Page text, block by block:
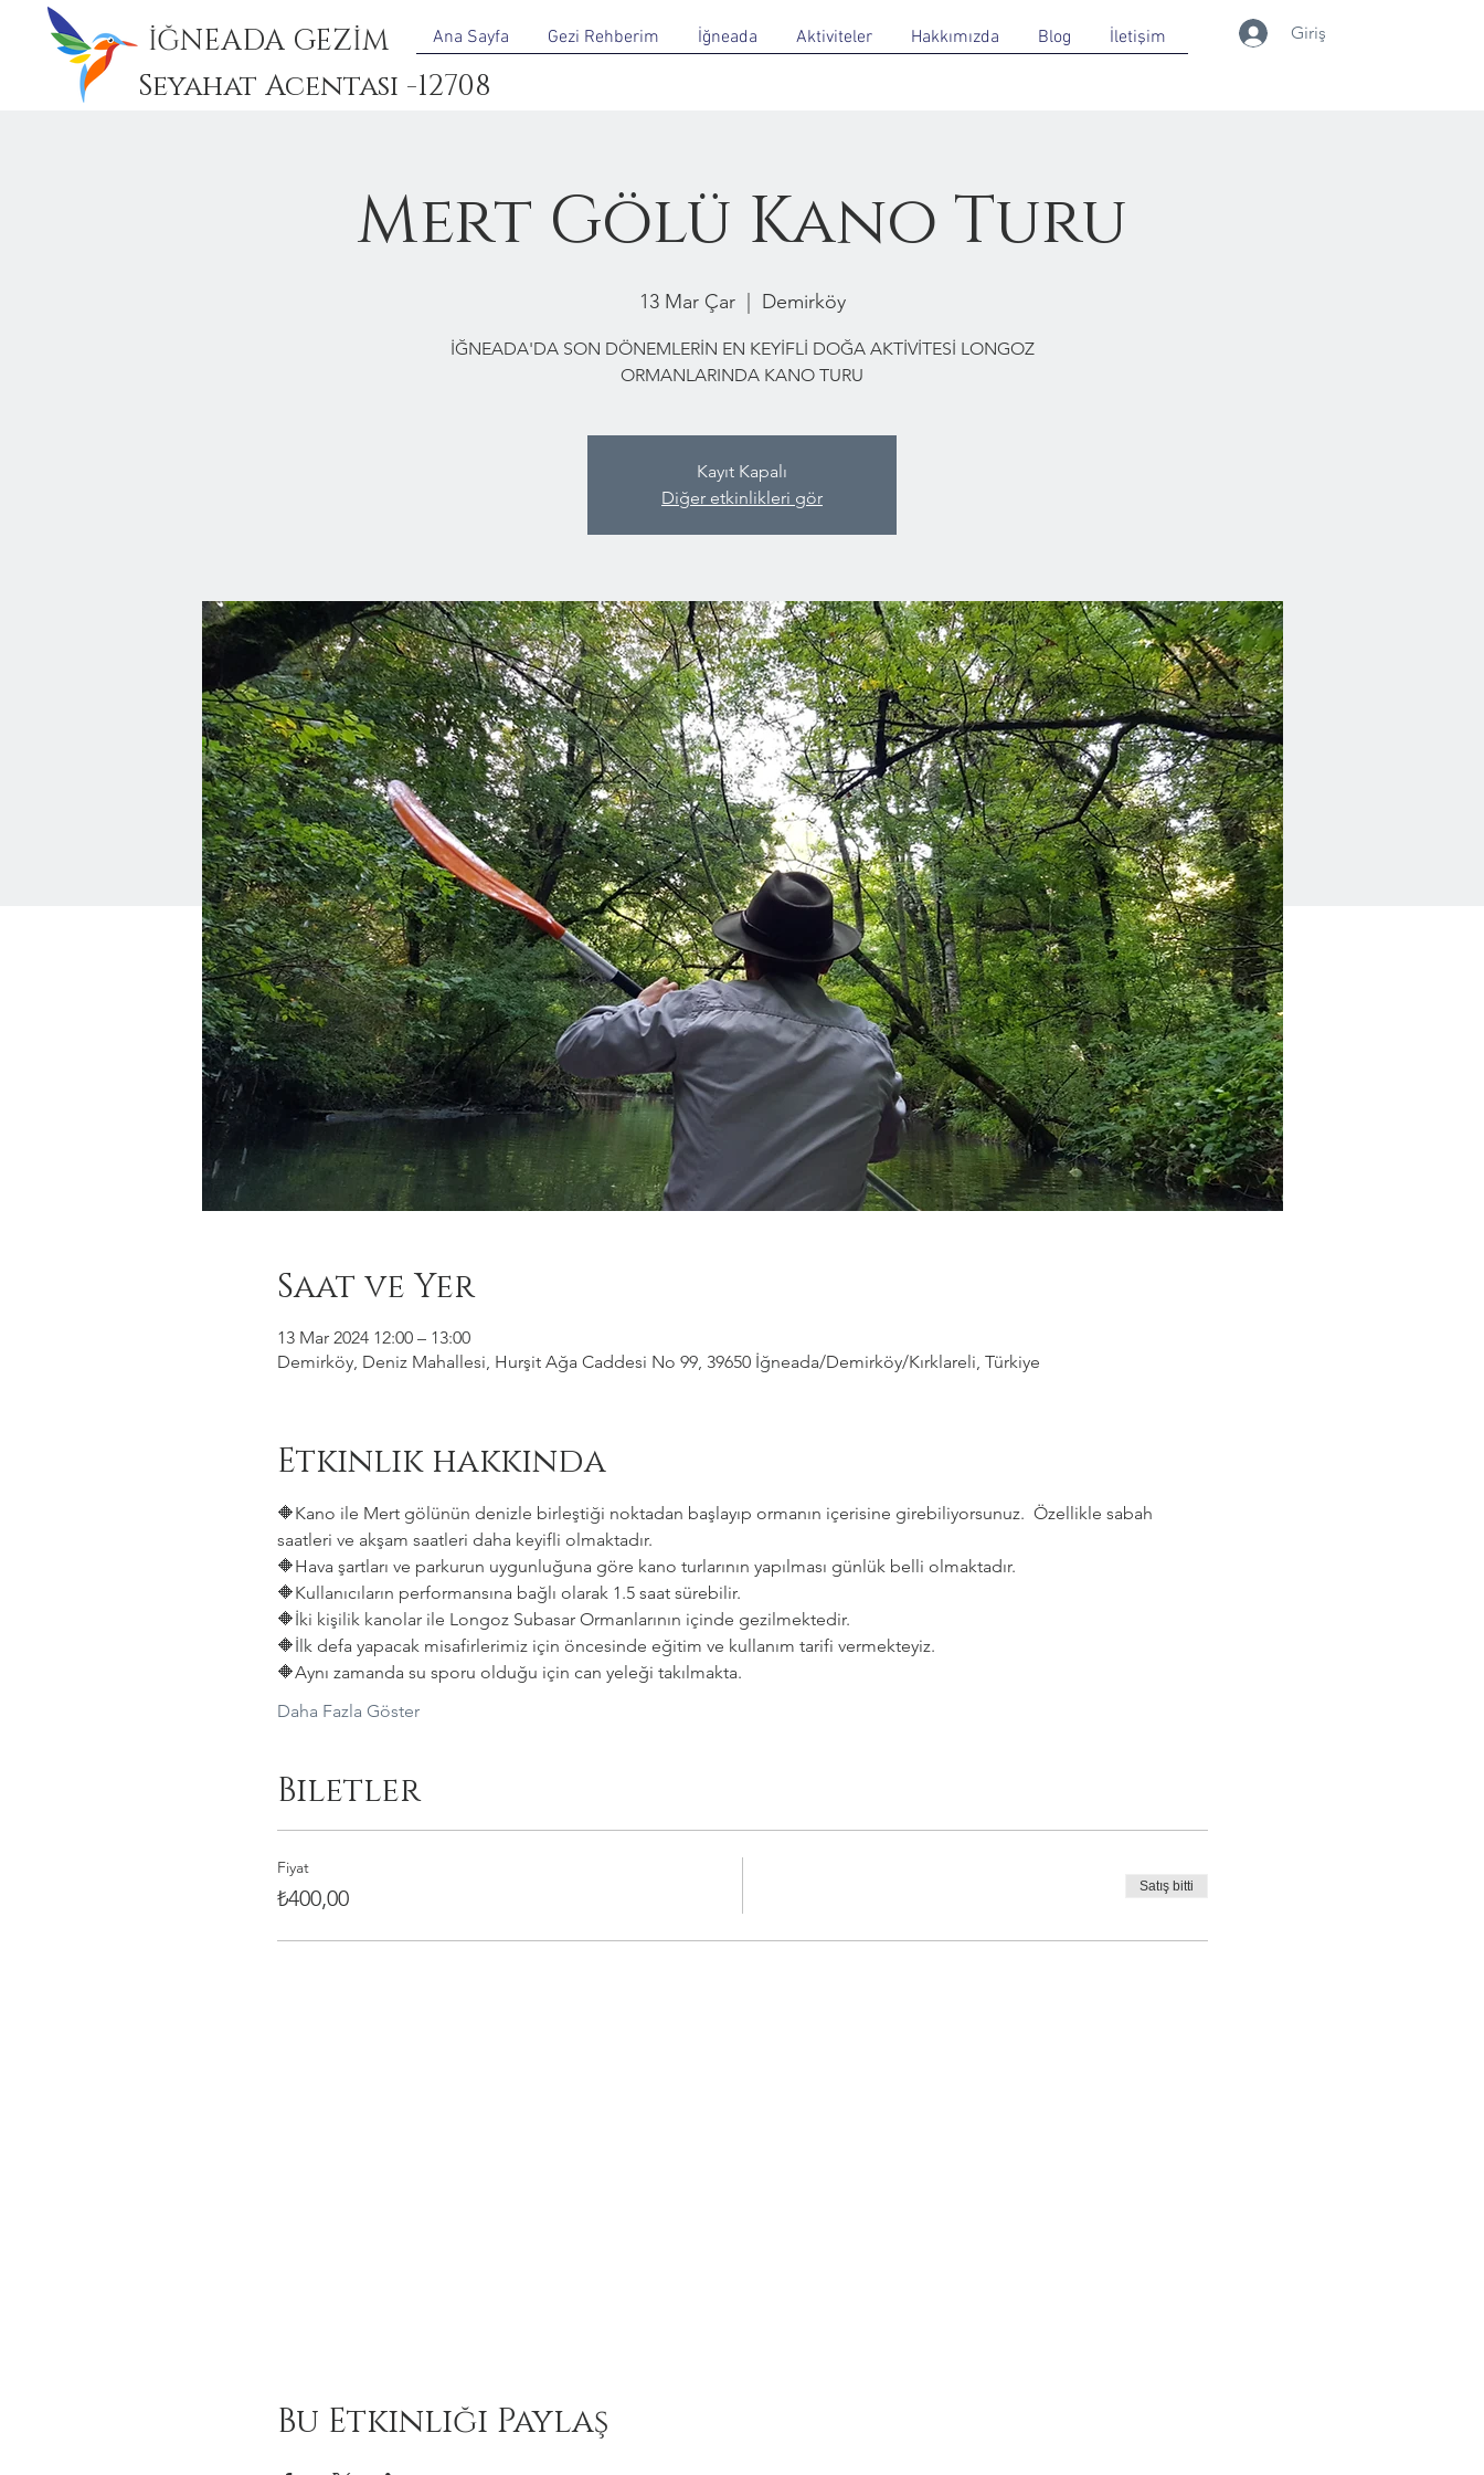
İĞNEADA GEZİM
Seyahat Acentası -12708
Ana Sayfa Gezi Rehberim İğneada Aktiviteler Hakkımızda Blog İletişim Giriş
Mert Gölü Kano Turu
13 Mar Çar
  |
Demirköy
İĞNEADA'DA SON DÖNEMLERİN EN KEYİFLİ DOĞA AKTİVİTESİ LONGOZ
ORMANLARINDA KANO TURU
Kayıt Kapalı
Diğer etkinlikleri gör
Saat ve Yer
13 Mar 2024 12:00 – 13:00
Demirköy, Deniz Mahallesi, Hurşit Ağa Caddesi No 99, 39650 İğneada/Demirköy/Kırklareli, Türkiye
Etkinlik hakkında
🔶️Kano ile Mert gölünün denizle birleştiği noktadan başlayıp ormanın içerisine girebiliyorsunuz.  Özellikle sabah
saatleri ve akşam saatleri daha keyifli olmaktadır.
🔶️Hava şartları ve parkurun uygunluğuna göre kano turlarının yapılması günlük belli olmaktadır.
🔶️Kullanıcıların performansına bağlı olarak 1.5 saat sürebilir.
🔶️İki kişilik kanolar ile Longoz Subasar Ormanlarının içinde gezilmektedir.
🔶️İlk defa yapacak misafirlerimiz için öncesinde eğitim ve kullanım tarifi vermekteyiz.
🔶️Aynı zamanda su sporu olduğu için can yeleği takılmakta.
Daha Fazla Göster
Biletler
Fiyat
₺400,00 Satış bitti
Bu Etkinliği Paylaş